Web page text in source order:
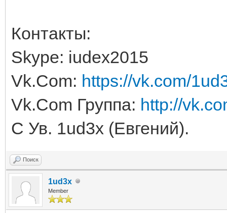
Контакты:
Skype: iudex2015
Vk.Com: https://vk.com/
Vk.Com Группа: http://
С Ув. 1ud3x (Евгений).
Поиск
1ud3x
Member